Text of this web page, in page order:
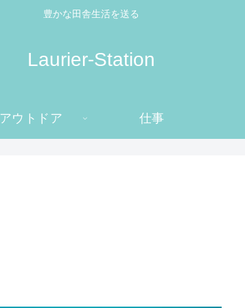
豊かな田舎生活を送る
Laurier-Station
アウトドア 仕事